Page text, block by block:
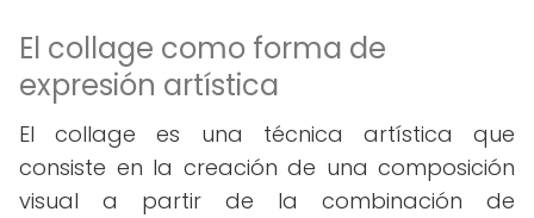
El collage como forma de
expresión artística
El collage es una técnica artística que
consiste en la creación de una composición
visual a partir de la combinación de